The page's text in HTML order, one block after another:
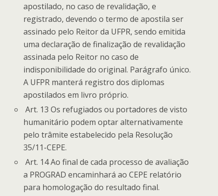
apostilado, no caso de revalidação, e
registrado, devendo o termo de apostila ser
assinado pelo Reitor da UFPR, sendo emitida
uma declaração de finalização de revalidação
assinada pelo Reitor no caso de
indisponibilidade do original. Parágrafo único.
A UFPR manterá registro dos diplomas
apostilados em livro próprio.
Art. 13 Os refugiados ou portadores de visto
humanitário podem optar alternativamente
pelo trâmite estabelecido pela Resolução
35/11-CEPE.
Art. 14 Ao final de cada processo de avaliação
a PROGRAD encaminhará ao CEPE relatório
para homologação do resultado final.